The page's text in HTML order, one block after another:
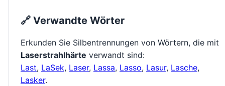
🔗 Verwandte Wörter
Erkunden Sie Silbentrennungen von Wörtern, die mit
Laserstrahlhärte verwandt sind:
Last, LaSek, Laser, Lassa, Lasso, Lasur, Lasche,
Lasker.